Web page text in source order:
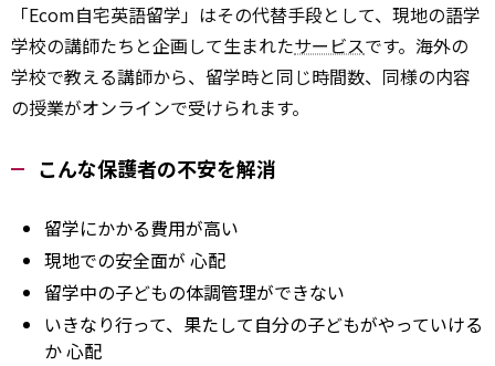
「Ecom自宅英語留学」はその代替手段として、現地の語学
学校の講師たちと企画して生まれたサービスです。海外の
学校で教える講師から、留学時と同じ時間数、同様の内容
の授業がオンラインで受けられます。
こんな保護者の不安を解消
留学にかかる費用が高い
現地での安全面が 心配
留学中の子どもの体調管理ができない
いきなり行って、果たして自分の子どもがやっていける
か心配